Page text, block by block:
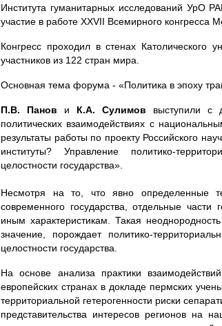
Института гуманитарных исследований
участие в работе XXVII Всемирного конгресса
Конгресс проходил в стенах Католического
участников из 122 стран мира.
Основная тема форума - «Политика в эпоху
П.В. Панов и К.А. Сулимов выступили с
политических взаимодействиях с
результаты работы по проекту Российского
институты? Управление политико-
целостности государства».
Несмотря на то, что явно определенные
современного государства, отдельные части
иным характеристикам. Такая
значение, порождает политико-
целостности государства.
На основе анализа практики
европейских странах в докладе пермских
территориальной гетерогенности риски
представительства интересов регионов на